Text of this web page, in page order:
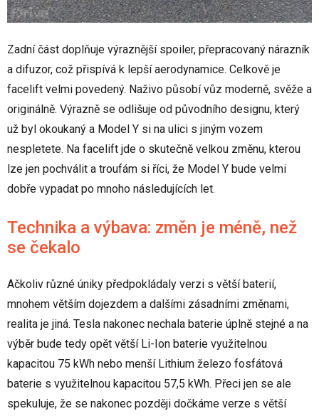
Zadní část doplňuje výraznější spoiler, přepracovaný nárazník
a difuzor, což přispívá k lepší aerodynamice. Celkově je
facelift velmi povedený. Naživo působí vůz moderně, svěže a
originálně. Výrazně se odlišuje od původního designu, který
už byl okoukaný a Model Y si na ulici s jiným vozem
nespletete. Na facelift jde o skutečně velkou změnu, kterou
lze jen pochválit a troufám si říci, že Model Y bude velmi
dobře vypadat po mnoho následujících let.
Technika a výbava: změn je méně, než
se čekalo
Ačkoliv různé úniky předpokládaly verzi s větší baterií,
mnohem větším dojezdem a dalšími zásadními změnami,
realita je jiná. Tesla nakonec nechala baterie úplně stejné a na
výběr bude tedy opět větší Li-Ion baterie využitelnou
kapacitou 75 kWh nebo menší Lithium železo fosfátová
baterie s využitelnou kapacitou 57,5 kWh. Přeci jen se ale
spekuluje, že se nakonec později dočkáme verze s větší